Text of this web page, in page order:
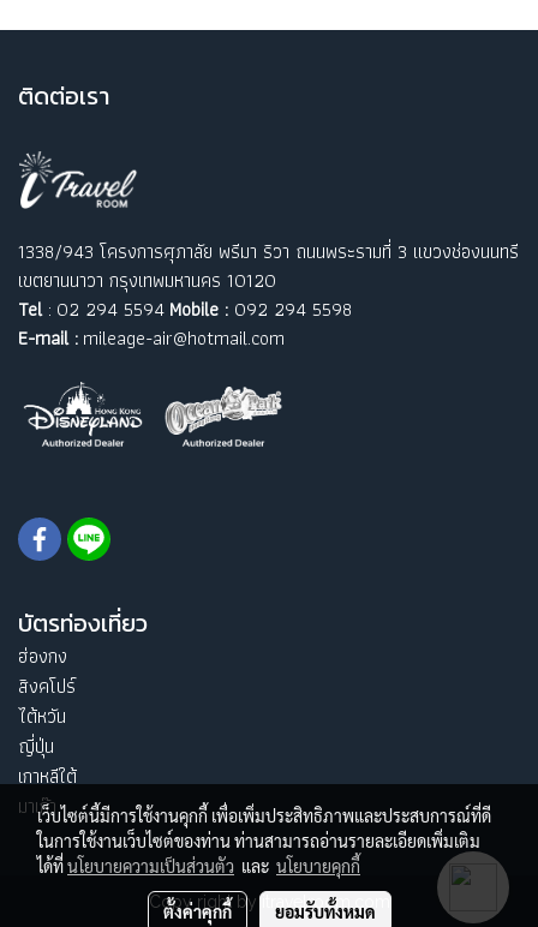
ติดต่อเรา
1338/943 โครงการศุภาลัย พรีมา ริวา ถนนพระรามที่ 3 แขวงช่องนนทรี
เขตยานนาวา กรุงเทพมหานคร 10120
Tel: 02 294 5594 Mobile : 092 294 5598
E-mail : mileage-air@hotmail.com
บัตรท่องเที่ยว
ฮ่องกง
สิงคโปร์
ไต้หวัน
ญี่ปุ่น
เกาหลีใต้
มาเก๊า
Copy right by itravelroom.com
เว็บไซต์นี้มีการใช้งานคุกกี้ เพื่อเพิ่มประสิทธิภาพและประสบการณ์ที่ดี
ในการใช้งานเว็บไซต์ของท่าน ท่านสามารถอ่านรายละเอียดเพิ่มเติม
ได้ที่นโยบายความเป็นส่วนตัว และ นโยบายคุกกี้
ตั้งค่าคุกกี้ ยอมรับทั้งหมด